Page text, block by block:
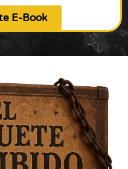
E-Book